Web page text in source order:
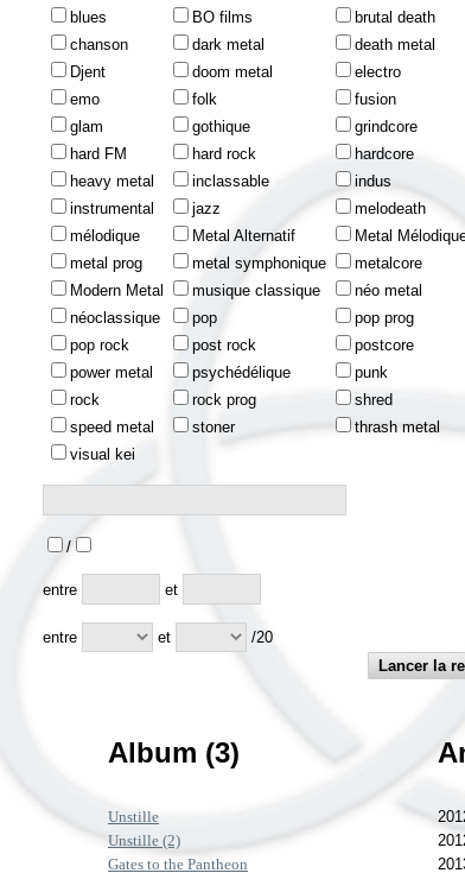
blues
BO films
brutal death
chanson
dark metal
death metal
Djent
doom metal
electro
emo
folk
fusion
glam
gothique
grindcore
hard FM
hard rock
hardcore
heavy metal
inclassable
indus
instrumental
jazz
melodeath
mélodique
Metal Alternatif
Metal
metal prog
metal symphonique
metalcore
Modern Metal
musique classique
néo metal
néoclassique
pop
pop prog
pop rock
post rock
postcore
power metal
psychédélique
punk
rock
rock prog
shred
speed metal
stoner
thrash metal
visual kei
/
entre et
entre et /20
Album (3)
Unstille
Unstille (2)
Gates to the Pantheon